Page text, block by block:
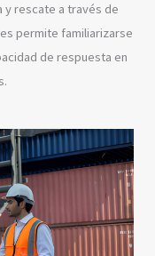
y rescate a través de
permite familiarizarse
de respuesta en